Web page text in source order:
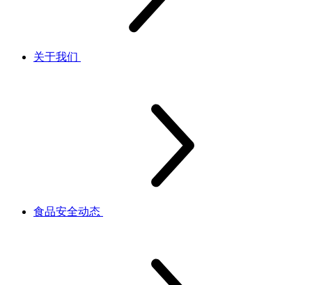
关于我们
食品安全动态